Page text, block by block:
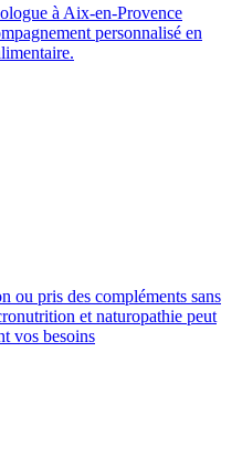
à Aix-en-Provence
personnalisé en
ou pris des compléments sans
et naturopathie peut
vos besoins